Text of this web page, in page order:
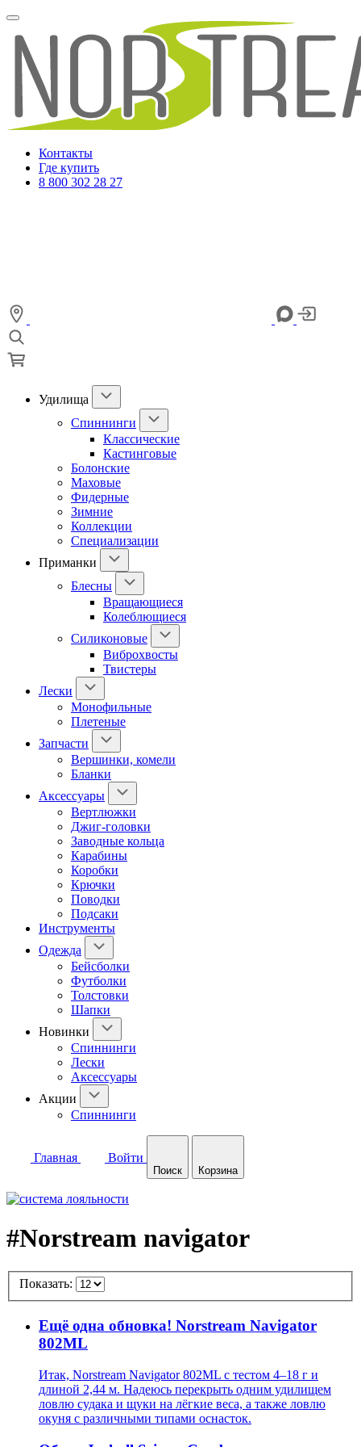
Контакты
Где купить
8 800 302 28 27
Удилища
Спиннинги
Классические
Кастинговые
Болонские
Маховые
Фидерные
Зимние
Коллекции
Специализации
Приманки
Блесны
Вращающиеся
Колеблющиеся
Силиконовые
Виброхвосты
Твистеры
Лески
Монофильные
Плетеные
Запчасти
Вершинки, комели
Бланки
Аксессуары
Вертлюжки
Джиг-головки
Заводные кольца
Карабины
Коробки
Крючки
Поводки
Подсаки
Инструменты
Одежда
Бейсболки
Футболки
Толстовки
Шапки
Новинки
Спиннинги
Лески
Аксессуары
Акции
Спиннинги
Главная Войти
Поиск Корзина
#Norstream navigator
Показать:
Ещё одна обновка! Norstream Navigator
802ML
Итак, Norstream Navigator 802ML с тестом 4–18 г и
длиной 2,44 м. Надеюсь перекрыть одним удилищем
ловлю судака и щуки на лёгкие веса, а также ловлю
окуня с различными типами оснасток.